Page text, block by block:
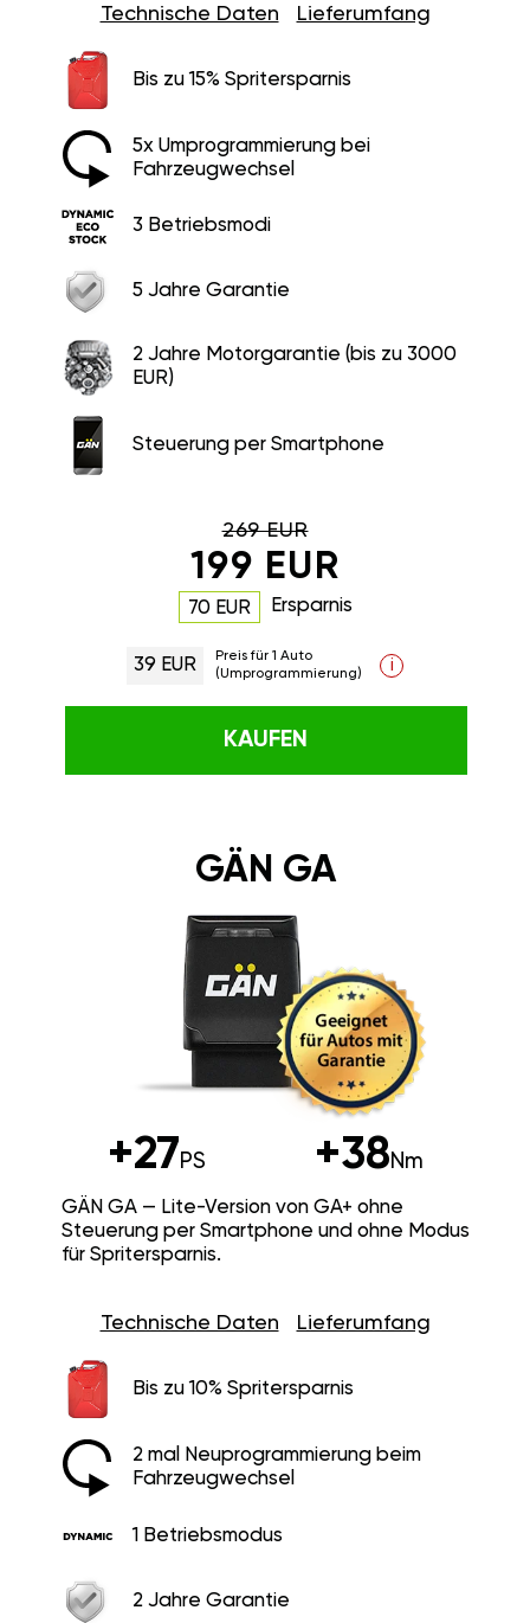
Technische Daten Lieferumfang
Bis zu 15% Spritersparnis
5x Umprogrammierung bei
Fahrzeugwechsel
3 Betriebsmodi
5 Jahre Garantie
2 Jahre Motorgarantie (bis zu 3000
EUR)
Steuerung per Smartphone
269 EUR
199 EUR
70 EUR Ersparnis
39 EUR
Preis für 1 Auto
(Umprogrammierung)
i
KAUFEN
GÄN GA
+27PS +38Nm
GÄN GA — Lite-Version von GA+ ohne
Steuerung per Smartphone und ohne Modus
für Spritersparnis.
Technische Daten Lieferumfang
Bis zu 10% Spritersparnis
2 mal Neuprogrammierung beim
Fahrzeugwechsel
1 Betriebsmodus
2 Jahre Garantie